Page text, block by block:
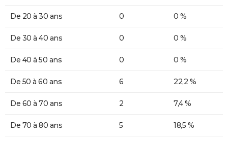
De 20 à 30 ans 0 0 %
De 30 à 40 ans 0 0 %
De 40 à 50 ans 0 0 %
De 50 à 60 ans 6 22,2 %
De 60 à 70 ans 2 7,4 %
De 70 à 80 ans 5 18,5 %